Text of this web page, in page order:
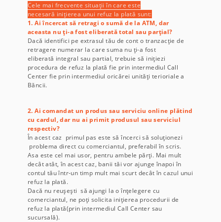
Cele mai frecvente situații în care este
necesară inițierea unui refuz la plată sunt:
1. Ai încercat să retragi o sumă de la ATM, dar
aceasta nu ți-a fost eliberată total sau parțial?
Dacă identifici pe extrasul tău de cont o tranzacție de
retragere numerar la care suma nu ți-a fost
eliberată integral sau partial, trebuie să inițiezi
procedura de refuz la plată fie prin intermediul Call
Center fie prin intermediul oricărei unități terioriale a
Băncii.
2. Ai comandat un produs sau serviciu online plătind
cu cardul, dar nu ai primit produsul sau serviciul
respectiv?
În acest caz primul pas este să încerci să soluționezi
problema direct cu comerciantul, preferabil în scris.
Asa este cel mai usor, pentru ambele părți. Mai mult
decât atât, în acest caz, banii tăi vor ajunge înapoi în
contul tău într-un timp mult mai scurt decât în cazul unui
refuz la plată.
Dacă nu reușești să ajungi la o înțelegere cu
comerciantul, ne poți solicita inițierea procedurii de
refuz la plată(prin intermediul Call Center sau
sucursală).